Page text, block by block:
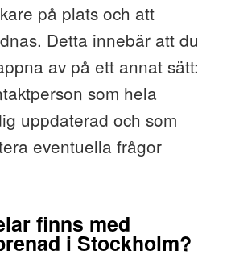
på plats och att
Detta innebär att du
av på ett annat sätt:
som hela
uppdaterad och som
eventuella frågor
finns med
i Stockholm?